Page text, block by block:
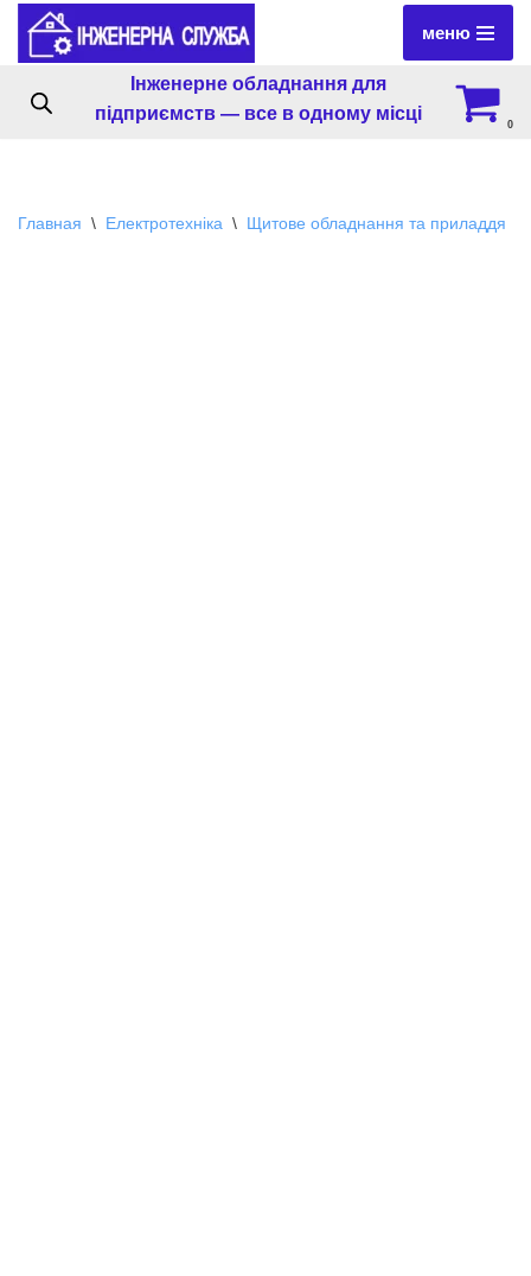
Перейти
содержимому
меню
Інженерне обладнання для
підприємств — все в одному місці
0
Главная \ Електротехніка \ Щитове обладнання та приладдя